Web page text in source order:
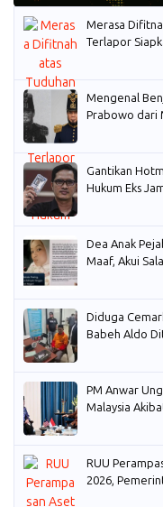
Merasa
Terlapor
Mengenal
Prabowo dari
Gantikan
Hukum Eks
Dea Anak
Maaf, Akui
Diduga
Babeh Aldo
PM Anwar
Malaysia
RUU
2026,